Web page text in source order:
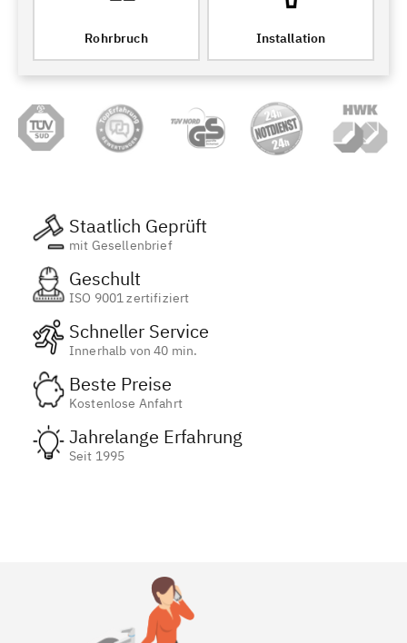
Rohrbruch Installation
Staatlich Geprüft
mit Gesellenbrief
Geschult
ISO 9001 zertifiziert
Schneller Service
Innerhalb von 40 min.
Beste Preise
Kostenlose Anfahrt
Jahrelange Erfahrung
Seit 1995